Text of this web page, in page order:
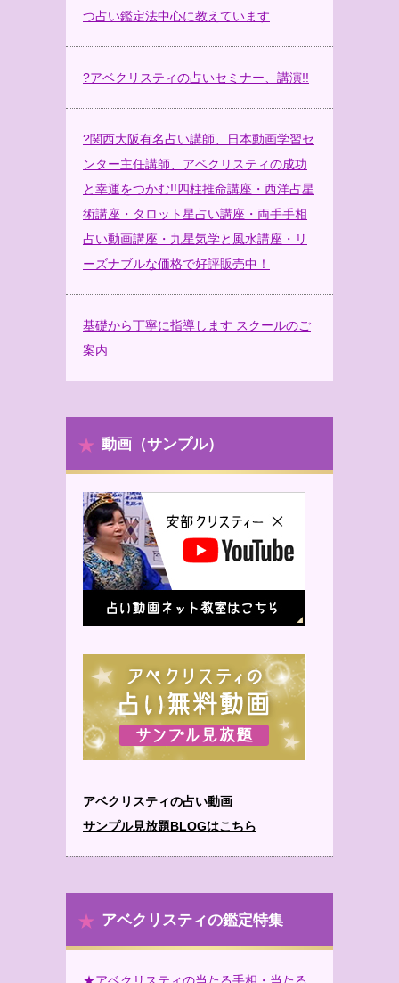
つ占い鑑定法中心に教えています
?アベクリスティの占いセミナー、講演!!
?関西大阪有名占い講師、日本動画学習セ
ンター主任講師、アベクリスティの成功
と幸運をつかむ!!四柱推命講座・西洋占星
術講座・タロット星占い講座・両手手相
占い動画講座・九星気学と風水講座・リ
ーズナブルな価格で好評販売中！
基礎から丁寧に指導します スクールのご
案内
動画（サンプル）
アベクリスティの占い動画
サンプル見放題BLOGはこちら
アベクリスティの鑑定特集